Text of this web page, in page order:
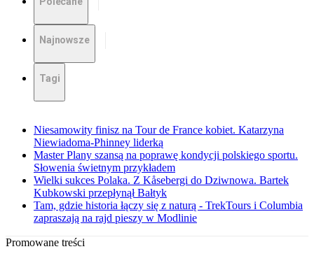
Najnowsze
Tagi
Niesamowity finisz na Tour de France kobiet. Katarzyna
Niewiadoma-Phinney liderką
Master Plany szansą na poprawę kondycji polskiego sportu.
Słowenia świetnym przykładem
Wielki sukces Polaka. Z Kåsebergi do Dziwnowa. Bartek
Kubkowski przepłynął Bałtyk
Tam, gdzie historia łączy się z naturą - TrekTours i Columbia
zapraszają na rajd pieszy w Modlinie
Promowane treści